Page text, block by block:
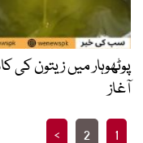
آغاز
Posts
1
2
>